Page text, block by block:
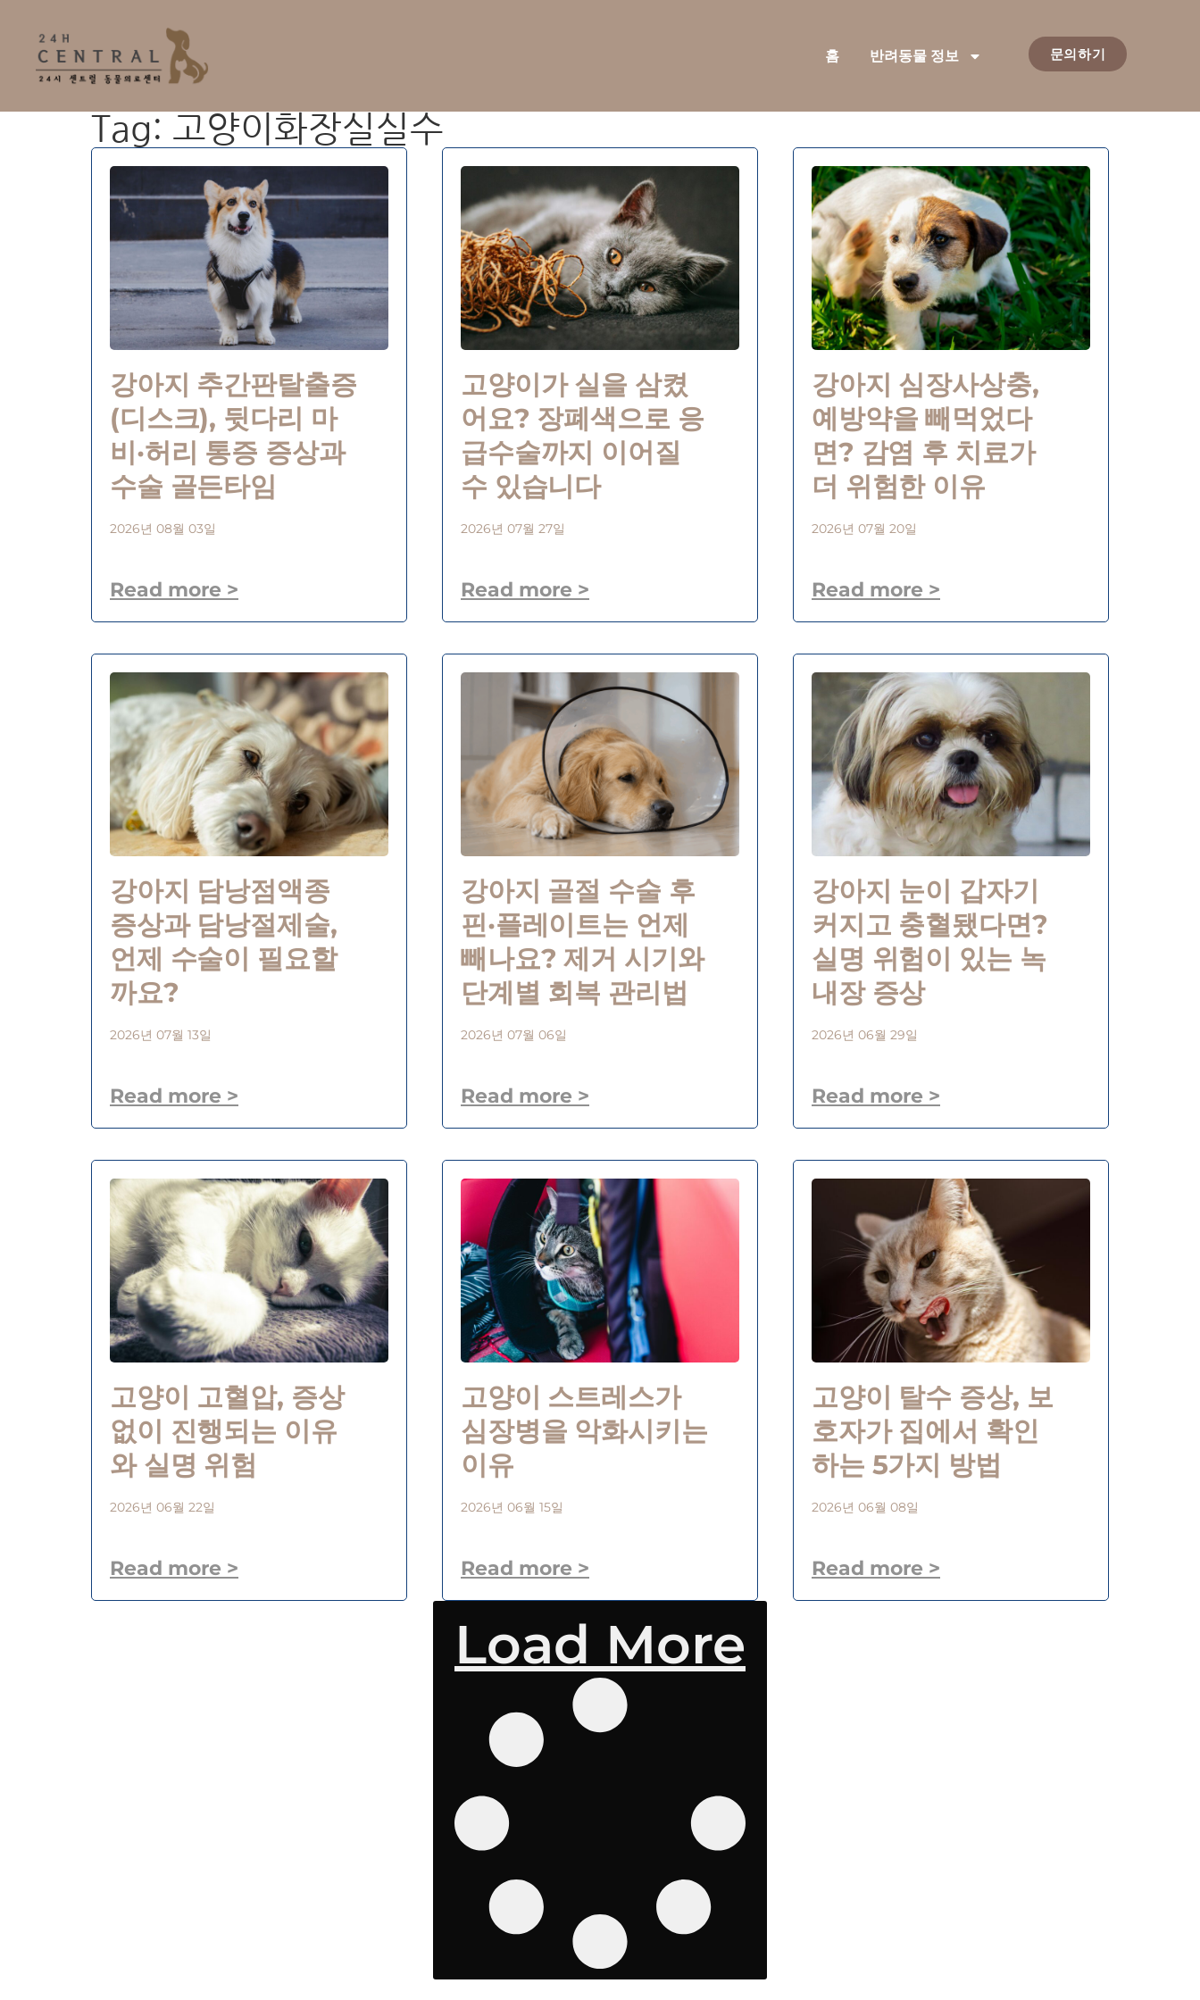
홈 반려동물 정보 문의하기
Tag: 고양이화장실실수
강아지 추간판탈출증
(디스크), 뒷다리 마
비·허리 통증 증상과
수술 골든타임
2026년 08월 03일
Read more >
고양이가 실을 삼켰
어요? 장폐색으로 응
급수술까지 이어질
수 있습니다
2026년 07월 27일
Read more >
강아지 심장사상충,
예방약을 빼먹었다
면? 감염 후 치료가
더 위험한 이유
2026년 07월 20일
Read more >
강아지 담낭점액종
증상과 담낭절제술,
언제 수술이 필요할
까요?
2026년 07월 13일
Read more >
강아지 골절 수술 후
핀·플레이트는 언제
빼나요? 제거 시기와
단계별 회복 관리법
2026년 07월 06일
Read more >
강아지 눈이 갑자기
커지고 충혈됐다면?
실명 위험이 있는 녹
내장 증상
2026년 06월 29일
Read more >
고양이 고혈압, 증상
없이 진행되는 이유
와 실명 위험
2026년 06월 22일
Read more >
고양이 스트레스가
심장병을 악화시키는
이유
2026년 06월 15일
Read more >
고양이 탈수 증상, 보
호자가 집에서 확인
하는 5가지 방법
2026년 06월 08일
Read more >
Load More